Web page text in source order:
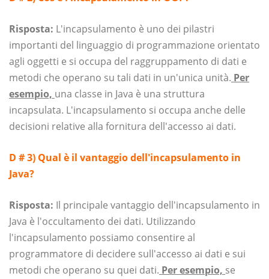
Risposta: L'incapsulamento è uno dei pilastri
importanti del linguaggio di programmazione orientato
agli oggetti e si occupa del raggruppamento di dati e
metodi che operano su tali dati in un'unica unità. Per
esempio, una classe in Java è una struttura
incapsulata. L'incapsulamento si occupa anche delle
decisioni relative alla fornitura dell'accesso ai dati.
D # 3) Qual è il vantaggio dell'incapsulamento in
Java?
Risposta: Il principale vantaggio dell'incapsulamento in
Java è l'occultamento dei dati. Utilizzando
l'incapsulamento possiamo consentire al
programmatore di decidere sull'accesso ai dati e sui
metodi che operano su quei dati. Per esempio, se